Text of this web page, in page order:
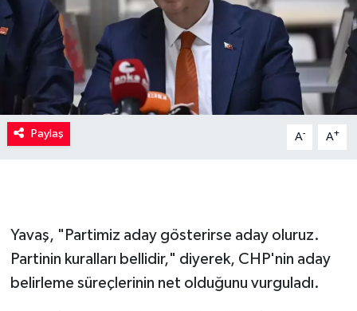
Paylaş A- A+
Yavaş, "Partimiz aday gösterirse aday oluruz.
Partinin kuralları bellidir," diyerek, CHP'nin aday
belirleme süreçlerinin net olduğunu vurguladı.